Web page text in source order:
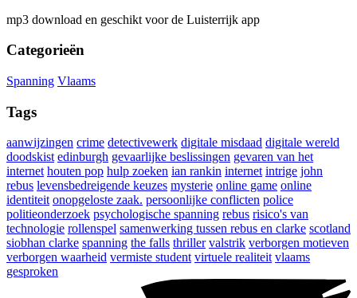
mp3 download en geschikt voor de Luisterrijk app
Categorieën
Spanning Vlaams
Tags
aanwijzingen crime detectivewerk digitale misdaad digitale wereld
doodskist edinburgh gevaarlijke beslissingen gevaren van het
internet houten pop hulp zoeken ian rankin internet intrige john
rebus levensbedreigende keuzes mysterie online game online
identiteit onopgeloste zaak. persoonlijke conflicten police
politieonderzoek psychologische spanning rebus risico's van
technologie rollenspel samenwerking tussen rebus en clarke scotland
siobhan clarke spanning the falls thriller valstrik verborgen motieven
verborgen waarheid vermiste student virtuele realiteit vlaams
gesproken